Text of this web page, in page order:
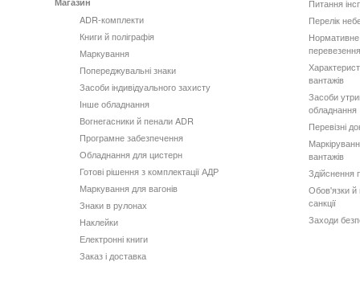
ADR-комплекти
Книги й поліграфія
Маркування
Попереджувальні знаки
Засоби індивідуального захисту
Інше обладнання
Вогнегасники й пенали ADR
Програмне забезпечення
Обладнання для цистерн
Готові рішення з комплектації АДР
Маркування для вагонів
Знаки в рулонах
Наклейки
Електронні книги
Заказ і доставка
Питання
Перелік
вантажів
Засоби
обладнання
Перевізні
вантажів
Здійснення
Обов'язки й
санкції
Заходи